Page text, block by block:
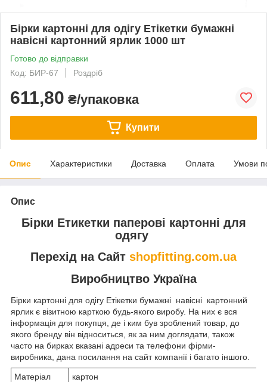
Бірки картонні для одігу Етікетки бумажні
навісні картонний ярлик 1000 шт
Готово до відправки
Код: БИР-67
Роздріб
611,80 ₴/упаковка
Купити
Опис Характеристики Доставка Оплата Умови
Опис
Бірки Етикетки паперові картонні для
одягу
Перехід на Сайт shopfitting.com.ua
Виробництво Україна
Бірки картонні для одігу Етікетки бумажні навісні картонний
ярлик є візитною карткою будь-якого виробу. На них є вся
інформація для покупця, де і ким був зроблений товар, до
якого бренду він відноситься, як за ним доглядати, також
часто на бирках вказані адреси та телефони фірми-
виробника, дана посилання на сайт компанії і багато іншого.
Матеріал
картон